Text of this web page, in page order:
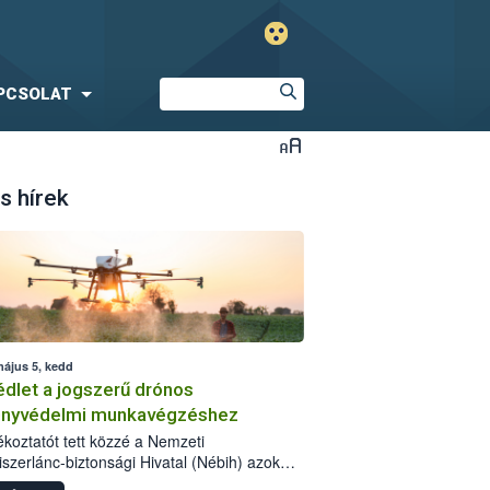
hírek
5, kedd
a jogszerű drónos
munkavégzéshez
tett közzé a Nemzeti
biztonsági Hivatal (Nébih) azok
akik drónnal szeretnének